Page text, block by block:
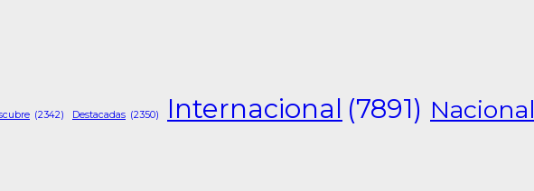
(2342) Destacadas (2350) Internacional (7891) Nacional